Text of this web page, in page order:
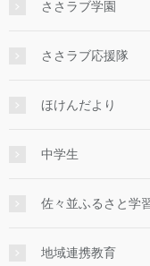
ささラブ学園
ささラブ応援隊
ほけんだより
中学生
佐々並ふるさと学
地域連携教育